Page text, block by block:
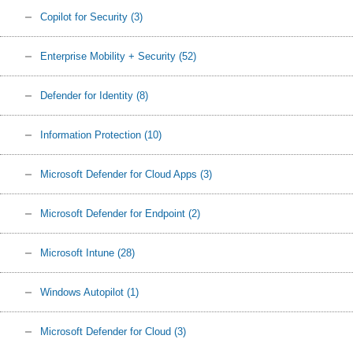
Copilot for Security (3)
Enterprise Mobility + Security (52)
Defender for Identity (8)
Information Protection (10)
Microsoft Defender for Cloud Apps (3)
Microsoft Defender for Endpoint (2)
Microsoft Intune (28)
Windows Autopilot (1)
Microsoft Defender for Cloud (3)